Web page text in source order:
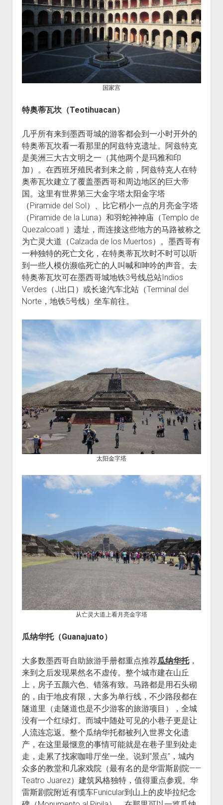
国家宫
特奥蒂瓦坎 （Teotihuacan）
几乎所有来到墨西哥城的游客都会到一小时开外的
特奥蒂瓦坎看一看那里的阿兹特克遗址。阿兹特克
是美洲三大古文明之一（其他两个是玛雅和印
加）。在西班牙殖民者到来之前，阿兹特克人在特
奥蒂瓦坎建立了覆盖墨西哥和周边地区的巨大帝
国。这里有世界第三大金字塔太阳金字塔
（Piramide del Sol）、比它稍小一点的月亮金字塔
（Piramide de la Luna）和羽蛇神神庙（Templo de
Quezalcoatl ）遗址，而连接这些地方的马路被称之
为亡灵大道（Calzada de los Muertos）。墨西哥有
一种独特的死亡文化，在特奥蒂瓦坎时不时可以听
到一些人模仿濒临死亡的人叫喊和呻吟的声音。去
特奥蒂瓦坎可在墨西哥城地铁3号线总站Indios
Verdes（J出口）或长途汽车北站（Terminal del
Norte，地铁5号线）坐车前往。
太阳金字塔
从亡灵大道上看月亮金字塔
瓜纳华托（Guanajuato）
大多数墨西哥自助旅游手册都重点推荐瓜纳华托，
来到之后发现果然名不虚传。整个城市建在山丘
上，房子五颜六色、错落有致。马路都是用石头砌
的，由于地皮有限，大多为单行线，不少路段都在
隧道里（走隧道也是不少游客的旅游项目），全城
没有一个红绿灯。而城中随处可见的小巷子更是让
人流连忘返。整个瓜纳华托都被列入世界文化遗
产，在这里最惬意的事情可能就是在巷子里到处走
走，走累了找家咖啡厅坐一坐。说到“景点”，城内
众多的教堂和几家戏院（最有名的是华雷斯剧院——
Teatro Juarez）建筑风格独特，值得重点参观。华
雷斯剧院附近有缆车Funicular到山上的皮毕拉纪念